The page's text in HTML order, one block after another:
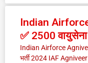
Indian
✅ 2500 वायुसेना
Indian Airforce
भर्ती 2024 IAF